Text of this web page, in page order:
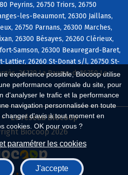
expérience possible, Biocoop utilise
performance optimale du site, pour
d'analyser le trafic et la performance
navigation personnalisée en toute
d'avis à tout moment en
cookies. OK pour vous ?
paramétrer les cookies
J'accepte
Peyrins, 26750 Triors, 26750
les-Beaumont, 26300 Jaillans,
26750 Parnans, 26300 Marches,
26300 Bésayes, 26260 Clérieux,
Samson, 26300 Beauregard-Baret,
Lattier, 26260 St-Donat s/l, 26750 St-
26730 La Baume-d, 26350 Le
Le réseau Biocoop
Biocoop 2026